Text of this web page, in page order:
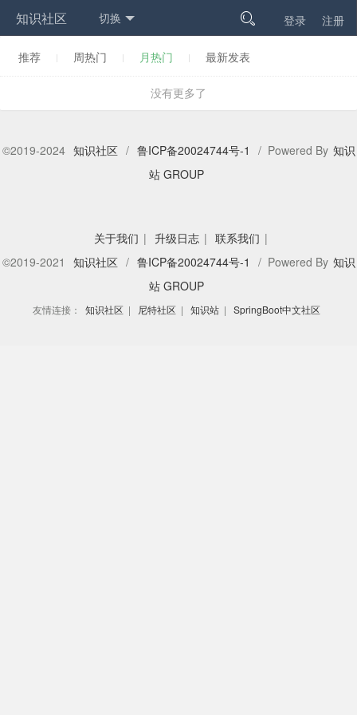
知识社区 切换  登录 注册
推荐 周热门 月热门 最新发表
没有更多了
©2019-2024 知识社区 / 鲁ICP备20024744号-1 / Powered By 知识
站 GROUP
关于我们 | 升级日志 | 联系我们 |
©2019-2021
知识社区 / 鲁ICP备20024744号-1 / Powered By 知识
站 GROUP
友情连接： 知识社区 | 尼特社区 | 知识站 | SpringBoot中文社区